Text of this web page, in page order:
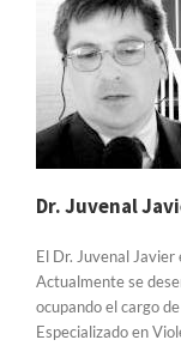
Dr. Juvenal
El Dr. Juvenal Javier
Actualmente se
ocupando el cargo
Especializado en